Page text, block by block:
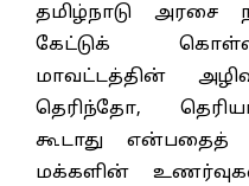
தமிழ்நாடு
கேட்டுக்
மாவட்டத்தின்
தெரிந்தோ,
கூடாது
மக்களின்